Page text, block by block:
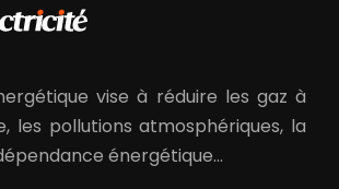
vise à réduire les gaz à
les pollutions atmosphériques, la
énergétique…